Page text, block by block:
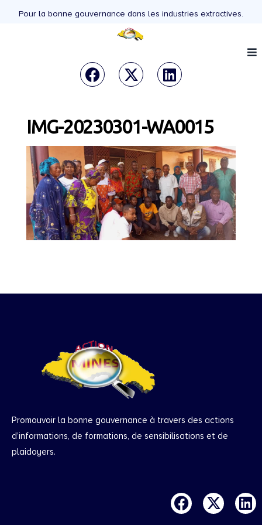
Pour la bonne gouvernance dans les industries extractives.
IMG-20230301-WA0015
Promouvoir la bonne gouvernance à travers des actions
d’informations, de formations, de sensibilisations et de
plaidoyers.